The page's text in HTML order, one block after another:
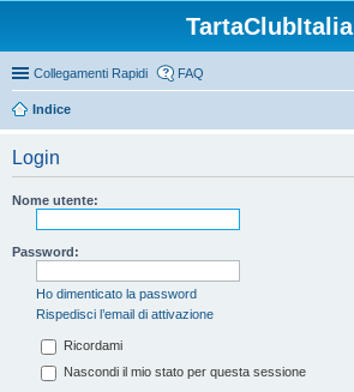
TartaClubItalia
Collegamenti Rapidi FAQ
Indice
Login
Nome utente:
Password:
Ho dimenticato la password
Rispedisci l’email di attivazione
Ricordami
Nascondi il mio stato per questa sessione